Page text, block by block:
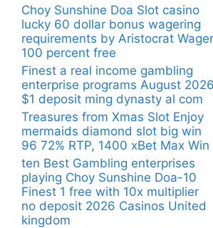
Choy Sunshine Doa Slot casino
lucky 60 dollar bonus wagering
requirements by Aristocrat Wager
100 percent free
Finest a real income gambling
enterprise programs August 2026
$1 deposit ming dynasty al com
Treasures from Xmas Slot Enjoy
mermaids diamond slot big win
96 72% RTP, 1400 xBet Max Win
ten Best Gambling enterprises
playing Choy Sunshine Doa-10
Finest 1 free with 10x multiplier
no deposit 2026 Casinos United
kingdom